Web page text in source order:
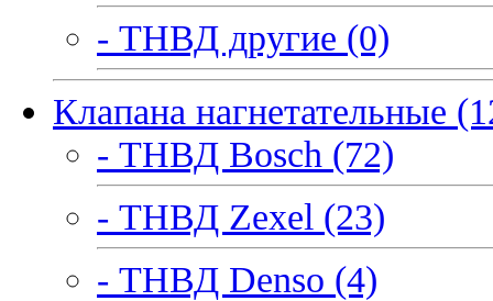
- ТНВД другие (0)
Клапана нагнетательные
- ТНВД Bosch (72)
- ТНВД Zexel (23)
- ТНВД Denso (4)